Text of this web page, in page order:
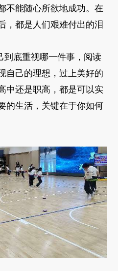
不能随心所欲地成功。在
，都是人们艰难付出的泪
到底重视哪一件事，阅读
自己的理想，过上美好的
中还是职高，都是可以实
的生活，关键在于你如何